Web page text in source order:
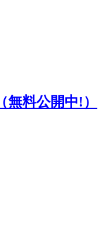
料公開中!）